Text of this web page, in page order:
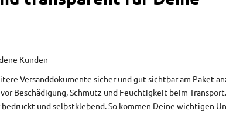
Kunden
Versanddokumente sicher und gut sichtbar am Paket
Beschädigung, Schmutz und Feuchtigkeit beim
und selbstklebend. So kommen Deine wichtigen